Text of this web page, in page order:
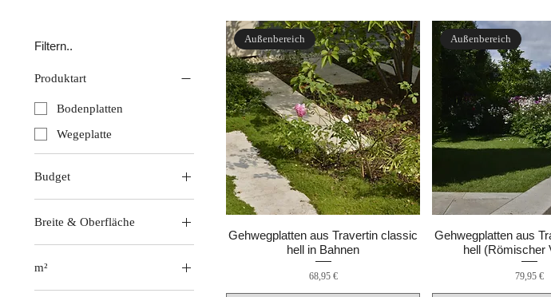
Filtern..
Produktart
Bodenplatten
Wegeplatte
Budget
68 € 80 €
Breite & Oberfläche
m²
Außenbereich
Gehwegplatten aus Travertin classic
hell in Bahnen
Preis
68,95 €
Außenbereich
Gehwegplatten aus
hell (Römischer
Preis
79,95 €